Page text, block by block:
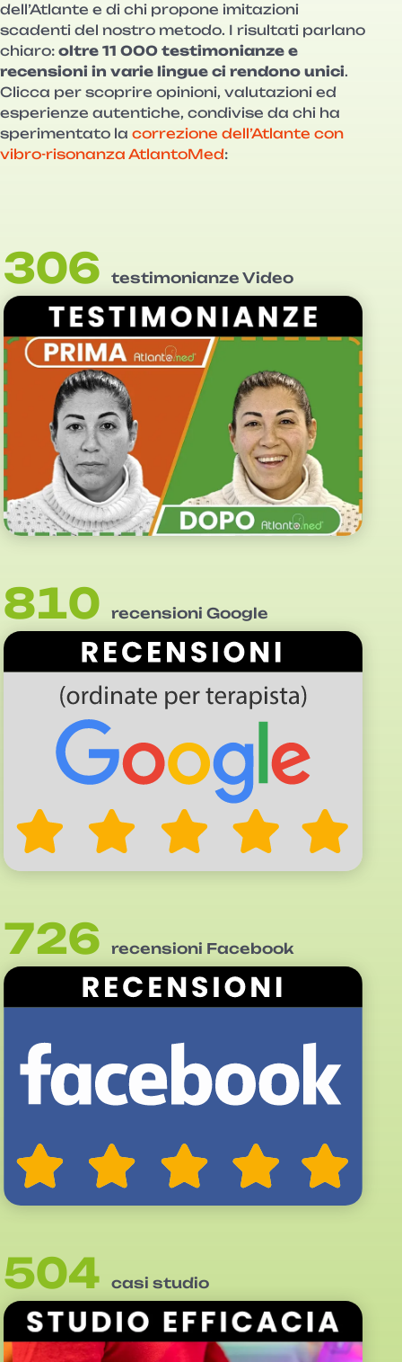
dell’Atlante e di chi propone imitazioni
scadenti del nostro metodo. I risultati parlano
chiaro: oltre 11 000 testimonianze e
recensioni in varie lingue ci rendono unici.
Clicca per scoprire opinioni, valutazioni ed
esperienze autentiche, condivise da chi ha
sperimentato la correzione dell’Atlante con
vibro-risonanza AtlantoMed:
306 testimonianze Video
810 recensioni Google
726 recensioni Facebook
504 casi studio